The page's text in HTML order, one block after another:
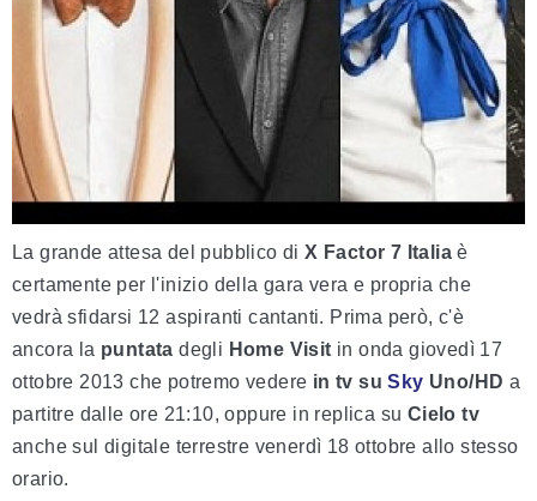
La grande attesa del pubblico diX Factor 7 Italia è
certamente per l'inizio della gara vera e propria che
vedrà sfidarsi 12 aspiranti cantanti. Prima però, c'è
ancora la puntata degli Home Visit in onda giovedì 17
ottobre 2013 che potremo vedere in tv suSky Uno/HD a
partitre dalle ore 21:10, oppure in replica su Cielo tv
anche sul digitale terrestre venerdì 18 ottobre allo stesso
orario.